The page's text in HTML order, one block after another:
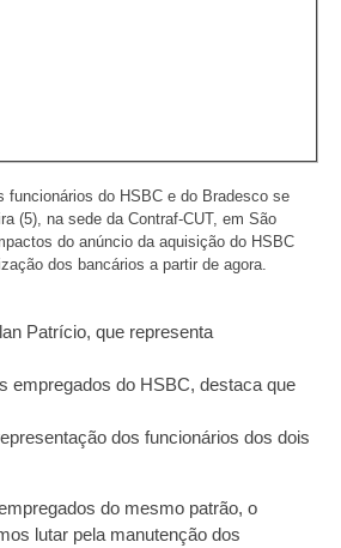
funcionários do HSBC e do Bradesco se
(5), na sede da Contraf-CUT, em São
do anúncio da aquisição do HSBC
dos bancários a partir de agora.
Patrício, que representa
empregados do HSBC, destaca que
dos funcionários dos dois
do mesmo patrão, o
lutar pela manutenção dos